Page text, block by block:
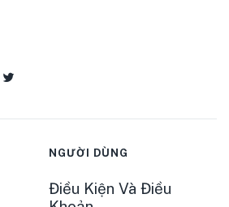
NGƯỜI DÙNG
Điều Kiện Và Điều